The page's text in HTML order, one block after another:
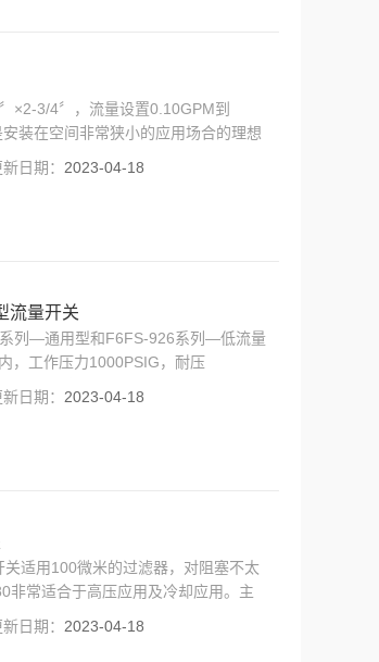
×2-3/4〞，流量设置0.10GPM到
装在空间非常狭小的应用场合的理想
控、OEM等。
日期： 2023-04-18
流量开关
列—通用型和F6FS-926系列—低流量
，工作压力1000PSIG，耐压
、监控高压润滑系统、水/废物处理系
日期： 2023-04-18
适用100微米的过滤器，对阻塞不太
非常适合于高压应用及冷却应用。主
日期： 2023-04-18